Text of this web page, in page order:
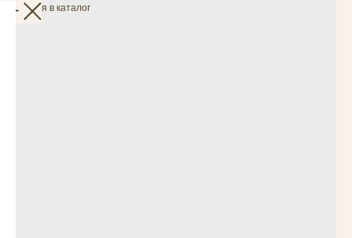
Вернуться в каталог